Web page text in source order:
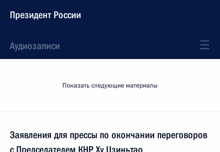
Президент России
Аудиозаписи
Показать следующие материалы
Заявления для прессы по окончании переговоров
с Председателем КНР Ху Цзиньтао